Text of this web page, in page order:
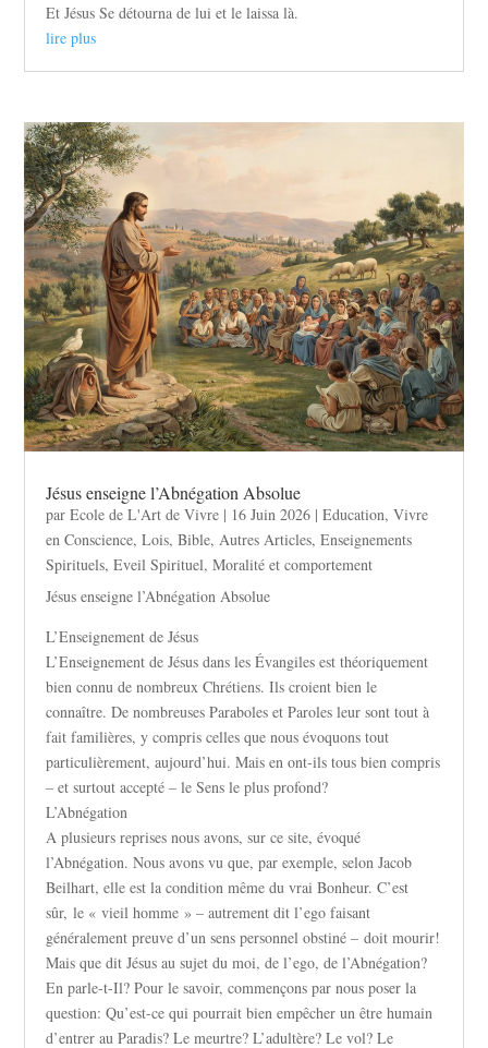
Et Jésus Se détourna de lui et le laissa là.
lire plus
Jésus enseigne l’Abnégation Absolue
parEcole de L'Art de Vivre | 16 Juin 2026 |Education,Vivre
en Conscience,Lois,Bible,Autres Articles,Enseignements
Spirituels,Eveil Spirituel,Moralité et comportement
Jésus enseigne l’Abnégation Absolue
L’Enseignement de Jésus
L’Enseignement de Jésus dans les Évangiles est théoriquement
bien connu de nombreux Chrétiens. Ils croient bien le
connaître. De nombreuses Paraboles et Paroles leur sont tout à
fait familières, y compris celles que nous évoquons tout
particulièrement, aujourd’hui. Mais en ont-ils tous bien compris
– et surtout accepté – le Sens le plus profond?
L’Abnégation
A plusieurs reprises nous avons, sur ce site, évoqué
l’Abnégation. Nous avons vu que, par exemple, selon Jacob
Beilhart, elle est la condition même du vrai Bonheur. C’est
sûr, le « vieil homme » – autrement dit l’ego faisant
généralement preuve d’un sens personnel obstiné – doit mourir!
Mais que dit Jésus au sujet du moi, de l’ego, de l’Abnégation?
En parle-t-Il? Pour le savoir, commençons par nous poser la
question: Qu’est-ce qui pourrait bien empêcher un être humain
d’entrer au Paradis? Le meurtre? L’adultère? Le vol? Le